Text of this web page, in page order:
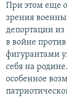
При этом еще
зрения
депортации из
в войне
фигурантами
себя на
особенное